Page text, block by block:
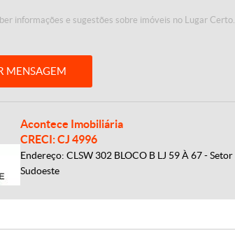
informações e sugestões sobre imóveis no Lugar Certo.
MENSAGEM
Acontece Imobiliária
CRECI: CJ 4996
Endereço: CLSW 302 BLOCO B LJ 59 À 67 - Setor
Sudoeste